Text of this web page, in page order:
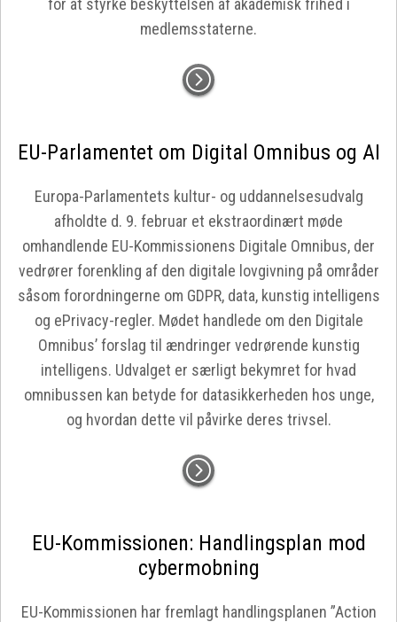
for at styrke beskyttelsen af akademisk frihed i
medlemsstaterne.
EU-Parlamentet om Digital Omnibus og AI
Europa-Parlamentets kultur- og uddannelsesudvalg
afholdte d. 9. februar et ekstraordinært møde
omhandlende EU-Kommissionens Digitale Omnibus, der
vedrører forenkling af den digitale lovgivning på områder
såsom forordningerne om GDPR, data, kunstig intelligens
og ePrivacy-regler. Mødet handlede om den Digitale
Omnibus’ forslag til ændringer vedrørende kunstig
intelligens. Udvalget er særligt bekymret for hvad
omnibussen kan betyde for datasikkerheden hos unge,
og hvordan dette vil påvirke deres trivsel.
EU-Kommissionen: Handlingsplan mod
cybermobning
EU-Kommissionen har fremlagt handlingsplanen ”Action